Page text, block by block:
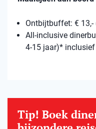
Ontbijtbuffet: €
All-inclusive
4-15 jaar)*
Tip! Boek